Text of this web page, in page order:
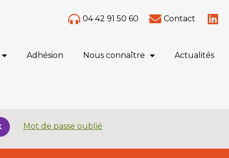
04 42 91 50 60 Contact
Adhésion Nous connaître Actualités
Mot de passe oublié